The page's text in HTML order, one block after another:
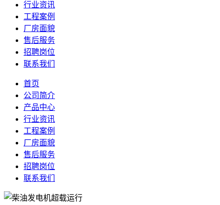
行业资讯
工程案例
厂房面貌
售后服务
招聘岗位
联系我们
首页
公司简介
产品中心
行业资讯
工程案例
厂房面貌
售后服务
招聘岗位
联系我们